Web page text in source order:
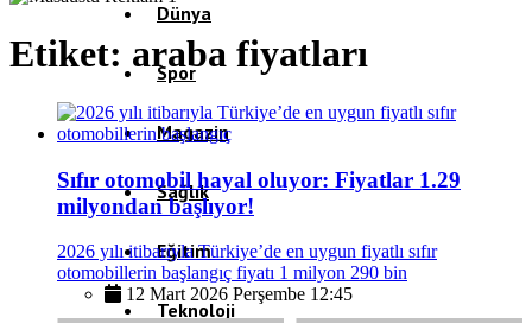
Dünya
Spor
Magazin
Sağlık
Eğitim
Teknoloji
Etiket: araba fiyatları
Sıfır otomobil hayal oluyor: Fiyatlar 1.29
milyondan başlıyor!
2026 yılı itibarıyla Türkiye’de en uygun fiyatlı sıfır
otomobillerin başlangıç fiyatı 1 milyon 290 bin
12 Mart 2026 Perşembe 12:45